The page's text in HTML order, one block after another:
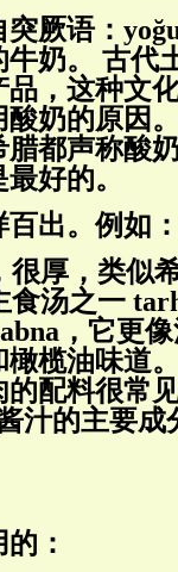
厥语： yoğ
奶。
古代
，这种文
奶的原因
都声称酸
好的。
百出。例如
很厚，类似
食汤之一
，它更
榄油味道
配料很常
汁的主要
：